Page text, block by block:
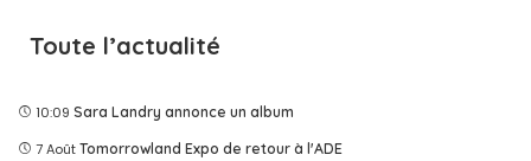
Toute l’actualité
10:09 Sara Landry annonce un album
7 Août Tomorrowland Expo de retour à l'ADE